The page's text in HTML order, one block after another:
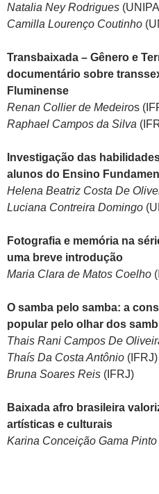
Natalia Ney Rodrigues
Camilla Lourenço Coutinho
Transbaixada – Gênero e
documentário sobre
Fluminense
Renan Collier de Medeiros
Raphael Campos da Silva
Investigação das
alunos do Ensino
Helena Beatriz Costa De
Luciana Contreira Domingo
Fotografia e memória na
uma breve introdução
Maria Clara de Matos Coelho
O samba pelo samba: a
popular pelo olhar dos
Thais Rani Campos De
Thaís Da Costa Antônio (IFRJ)
Bruna Soares Reis (IFRJ)
Baixada afro brasileira
artísticas e culturais
Karina Conceição Gama Pinto